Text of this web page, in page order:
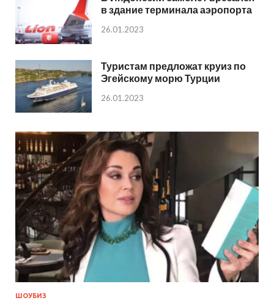
в здание терминала аэропорта
26.01.2023
Туристам предложат круиз по
Эгейскому морю Турции
26.01.2023
ШОУБИЗ